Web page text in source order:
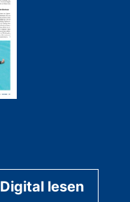
Digital lesen